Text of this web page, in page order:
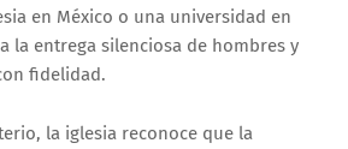
en México o una universidad en
la entrega silenciosa de hombres y
fidelidad.
la iglesia reconoce que la